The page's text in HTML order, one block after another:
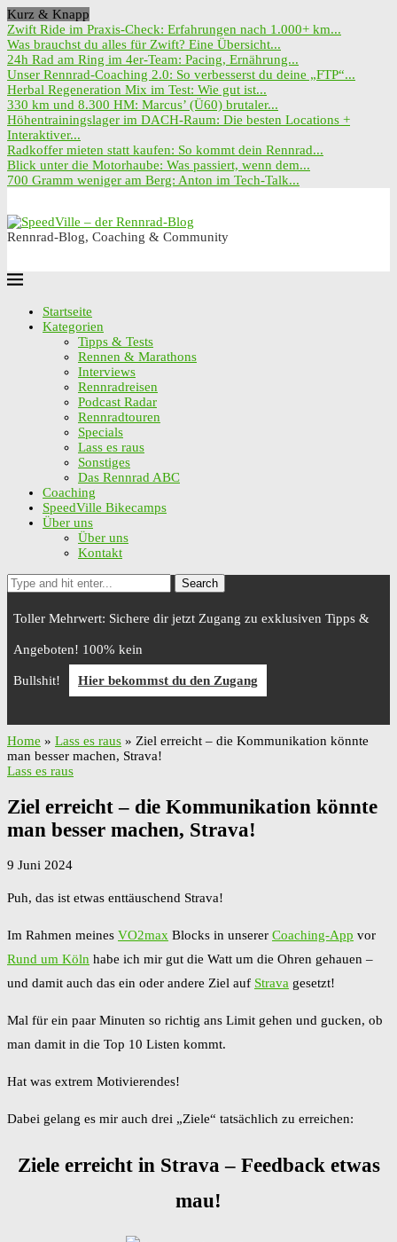
Kurz & Knapp
Zwift Ride im Praxis-Check: Erfahrungen nach 1.000+ km...
Was brauchst du alles für Zwift? Eine Übersicht...
24h Rad am Ring im 4er-Team: Pacing, Ernährung...
Unser Rennrad-Coaching 2.0: So verbesserst du deine „FTP“...
Herbal Regeneration Mix im Test: Wie gut ist...
330 km und 8.300 HM: Marcus’ (Ü60) brutaler...
Höhentrainingslager im DACH-Raum: Die besten Locations +
Interaktiver...
Radkoffer mieten statt kaufen: So kommt dein Rennrad...
Blick unter die Motorhaube: Was passiert, wenn dem...
700 Gramm weniger am Berg: Anton im Tech-Talk...
Rennrad-Blog, Coaching & Community
Startseite
Kategorien
Tipps & Tests
Rennen & Marathons
Interviews
Rennradreisen
Podcast Radar
Rennradtouren
Specials
Lass es raus
Sonstiges
Das Rennrad ABC
Coaching
SpeedVille Bikecamps
Über uns
Über uns
Kontakt
Search
Toller Mehrwert: Sichere dir jetzt Zugang zu exklusiven Tipps &
Angeboten! 100% kein
Bullshit! Hier bekommst du den Zugang
Home » Lass es raus » Ziel erreicht – die Kommunikation könnte
man besser machen, Strava!
Lass es raus
Ziel erreicht – die Kommunikation könnte
man besser machen, Strava!
9 Juni 2024
Puh, das ist etwas enttäuschend Strava!
Im Rahmen meines VO2max Blocks in unserer Coaching-App vor
Rund um Köln habe ich mir gut die Watt um die Ohren gehauen –
und damit auch das ein oder andere Ziel auf Strava gesetzt!
Mal für ein paar Minuten so richtig ans Limit gehen und gucken, ob
man damit in die Top 10 Listen kommt.
Hat was extrem Motivierendes!
Dabei gelang es mir auch drei „Ziele“ tatsächlich zu erreichen:
Ziele erreicht in Strava – Feedback etwas
mau!